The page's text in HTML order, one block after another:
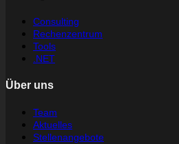
Consulting
Rechenzentrum
Tools
.NET
Über uns
Team
Aktuelles
Stellenangebote